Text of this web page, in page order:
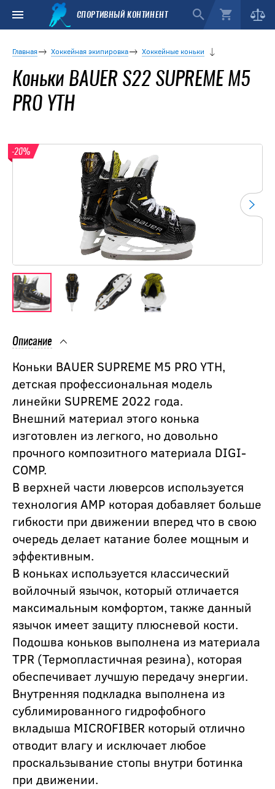
СПОРТИВНЫЙ КОНТИНЕНТ
Главная Хоккейная экипировка Хоккейные коньки
Коньки BAUER S22 SUPREME M5
PRO YTH
-20%
Описание
Коньки BAUER SUPREME M5 PRO YTH,
детская профессиональная модель
линейки SUPREME 2022 года.
Внешний материал этого конька
изготовлен из легкого, но довольно
прочного композитного материала DIGI-
COMP.
В верхней части люверсов используется
технология AMP которая добавляет больше
гибкости при движении вперед что в свою
очередь делает катание более мощным и
эффективным.
В коньках используется классический
войлочный язычок, который отличается
максимальным комфортом, также данный
язычок имеет защиту плюсневой кости.
Подошва коньков выполнена из материала
TPR (Термопластичная резина), которая
обеспечивает лучшую передачу энергии.
Внутренняя подкладка выполнена из
сублимированного гидрофобного
вкладыша MICROFIBER который отлично
отводит влагу и исключает любое
проскальзывание стопы внутри ботинка
при движении.